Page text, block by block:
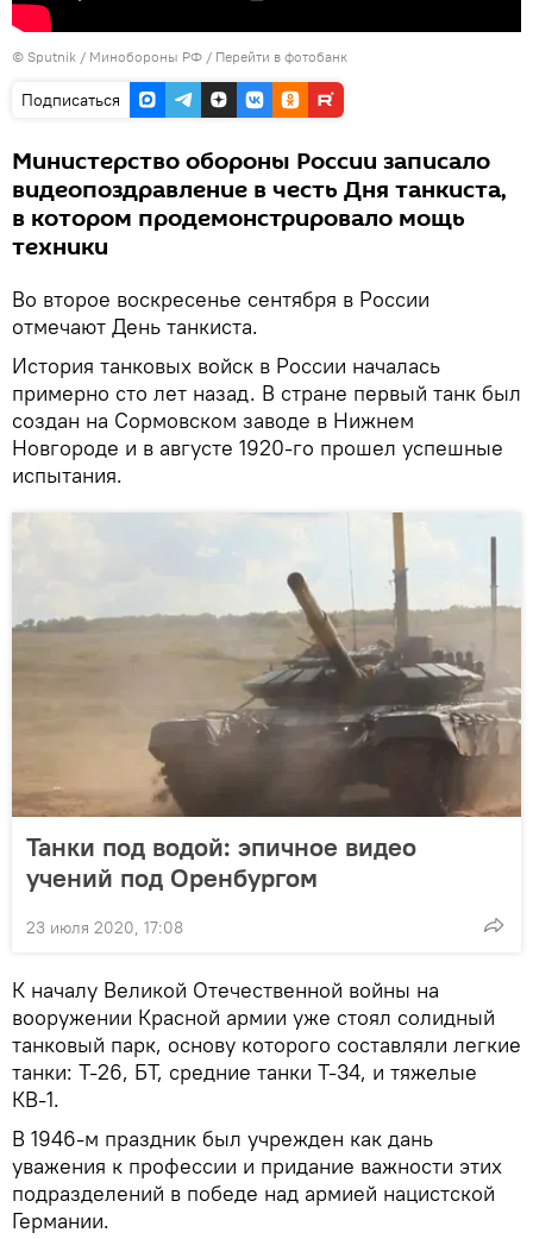
© Sputnik / Минобороны РФ / Перейти в фотобанк
Подписаться
Министерство обороны России записало
видеопоздравление в честь Дня танкиста,
в котором продемонстрировало мощь
техники
Во второе воскресенье сентября в России
отмечают День танкиста.
История танковых войск в России началась
примерно сто лет назад. В стране первый танк был
создан на Сормовском заводе в Нижнем
Новгороде и в августе 1920-го прошел успешные
испытания.
Танки под водой: эпичное видео
учений под Оренбургом
23 июля 2020, 17:08
К началу Великой Отечественной войны на
вооружении Красной армии уже стоял солидный
танковый парк, основу которого составляли легкие
танки: Т-26, БТ, средние танки Т-34, и тяжелые
КВ-1.
В 1946-м праздник был учрежден как дань
уважения к профессии и придание важности этих
подразделений в победе над армией нацистской
Германии.